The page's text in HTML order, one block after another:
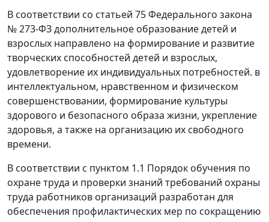
В соответствии со статьей 75 Федерального закона
№ 273-ФЗ дополнительное образование детей и
взрослых направлено на формирование и развитие
творческих способностей детей и взрослых,
удовлетворение их индивидуальных потребностей. в
интеллектуальном, нравственном и физическом
совершенствовании, формирование культуры
здорового и безопасного образа жизни, укрепление
здоровья, а также на организацию их свободного
времени.
В соответствии с пунктом 1.1 Порядок обучения по
охране труда и проверки знаний требований охраны
труда работников организаций разработан для
обеспечения профилактических мер по сокращению